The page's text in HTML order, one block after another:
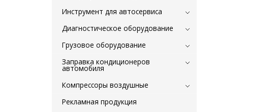
Инструмент для автосервиса
Диагностическое оборудование
Грузовое оборудование
Заправка кондиционеров
автомобиля
Компрессоры воздушные
Рекламная продукция